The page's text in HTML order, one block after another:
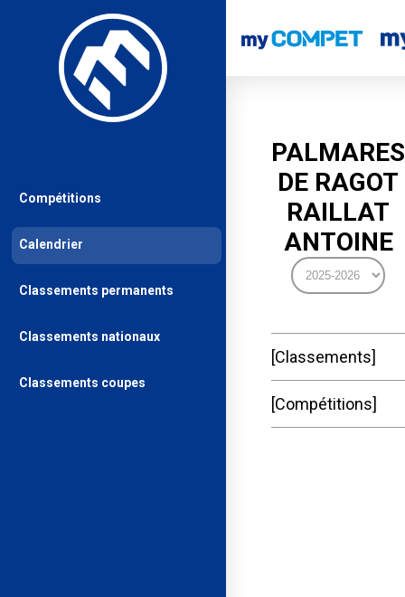
PALMARES
DE RAGOT
RAILLAT
ANTOINE
Classements
Compétitions
Compétitions
Calendrier
Classements permanents
Classements nationaux
Classements coupes